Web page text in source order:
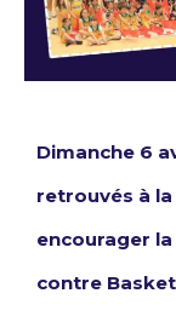
Dimanche 6
retrouvés à
encourager la
contre